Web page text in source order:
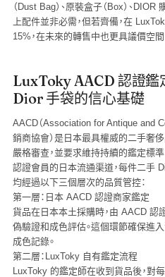
（Dust Bag）、原裝盒子（Box）、
上配件並非必需，但若齊備，在
15%，在未來的轉售中也更具議價空間
LuxToky AACD 認證
Dior 手袋的信心基礎
AACD（Association for Antique and
銷商協會）是日本最具權威的二手奢
嚴格審查，並要求維持持續的鑑定標
認證會員的日本流通渠道，每件二手
均經過以下三個層次的品質管控：
第一層：日本 AACD 認證商家鑑定
貨品在日本本土採購時，由 AACD
偽驗證和成色評估。這個環節確保進
成色記錄。
第二層：LuxToky 自有鑑定流程
LuxToky 的鑑定師在收到貨品後，對